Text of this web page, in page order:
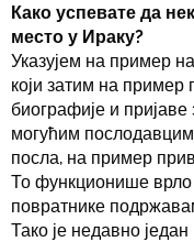
Како успевате да
место у Ираку?
Указујем на пример на
који затим на
биографије и пријаве
могућим
посла, на пример
То функционише врло
повратнике
Тако је недавно